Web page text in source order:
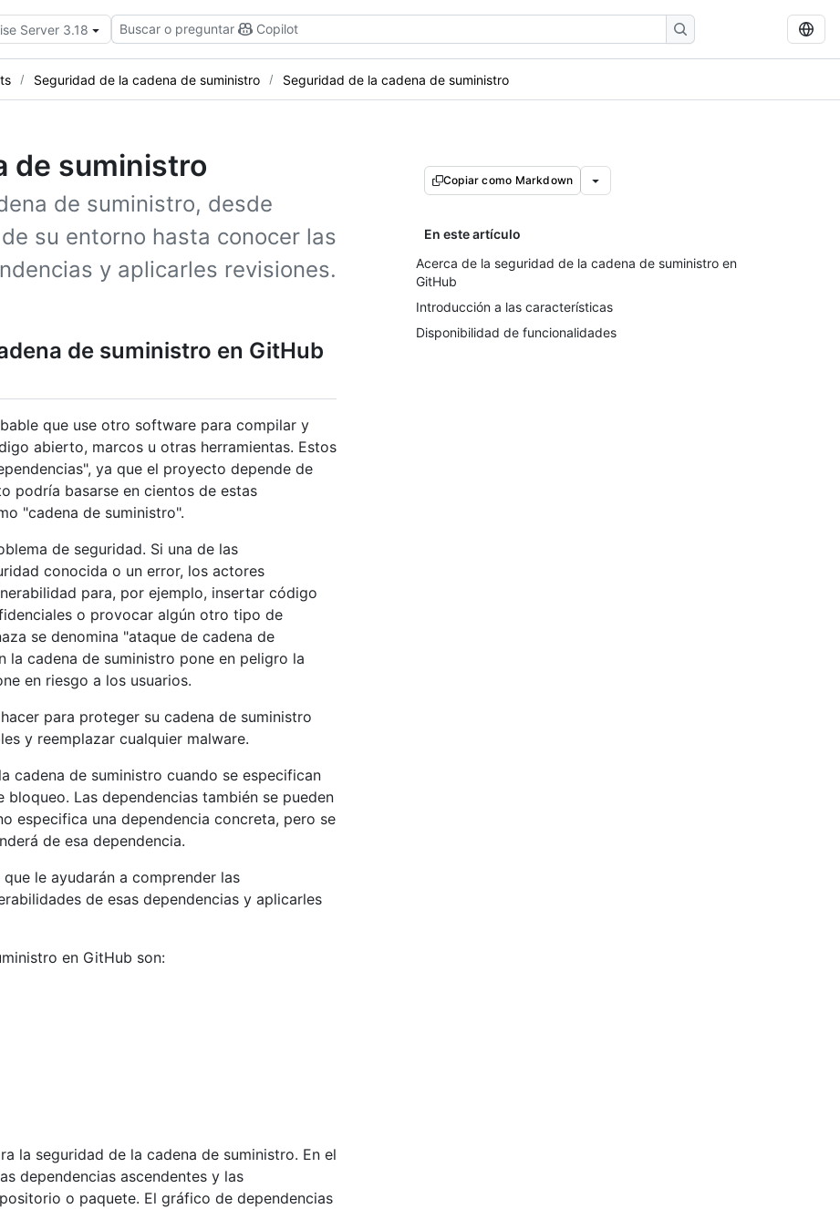
Server 3.18 Buscar o preguntar Copilot
Seguridad de la cadena de suministro Seguridad de la cadena de suministro
de suministro
de suministro, desde
su entorno hasta conocer las
y aplicarles revisiones.
Copiar como Markdown
En este artículo
Acerca de la seguridad de la cadena de suministro en
GitHub
Introducción a las características
Disponibilidad de funcionalidades
de suministro en GitHub
que use otro software para compilar y
abierto, marcos u otras herramientas. Estos
ya que el proyecto depende de
podría basarse en cientos de estas
"cadena de suministro".
de seguridad. Si una de las
conocida o un error, los actores
para, por ejemplo, insertar código
o provocar algún otro tipo de
se denomina "ataque de cadena de
la cadena de suministro pone en peligro la
en riesgo a los usuarios.
para proteger su cadena de suministro
y reemplazar cualquier malware.
cadena de suministro cuando se especifican
Las dependencias también se pueden
especifica una dependencia concreta, pero se
de esa dependencia.
le ayudarán a comprender las
de esas dependencias y aplicarles
en GitHub son:
la seguridad de la cadena de suministro. En el
dependencias ascendentes y las
o paquete. El gráfico de dependencias